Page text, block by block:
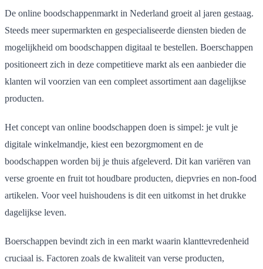
De online boodschappenmarkt in Nederland groeit al jaren gestaag.
Steeds meer supermarkten en gespecialiseerde diensten bieden de
mogelijkheid om boodschappen digitaal te bestellen. Boerschappen
positioneert zich in deze competitieve markt als een aanbieder die
klanten wil voorzien van een compleet assortiment aan dagelijkse
producten.
Het concept van online boodschappen doen is simpel: je vult je
digitale winkelmandje, kiest een bezorgmoment en de
boodschappen worden bij je thuis afgeleverd. Dit kan variëren van
verse groente en fruit tot houdbare producten, diepvries en non-food
artikelen. Voor veel huishoudens is dit een uitkomst in het drukke
dagelijkse leven.
Boerschappen bevindt zich in een markt waarin klanttevredenheid
cruciaal is. Factoren zoals de kwaliteit van verse producten,